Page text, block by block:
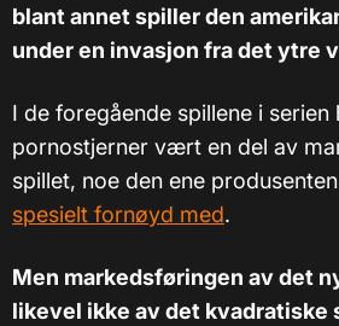
blant annet spiller den
under en invasjon fra det ytre
I de foregående spillene i serien
pornostjerner vært en del av
spillet, noe den ene
spesielt fornøyd med.
Men markedsføringen av det
likevel ikke av det kvadratiske